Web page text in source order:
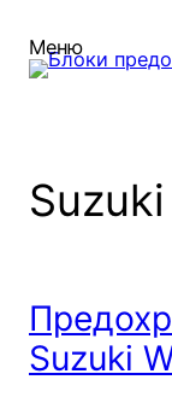
Меню
Suzuki
Suzuki